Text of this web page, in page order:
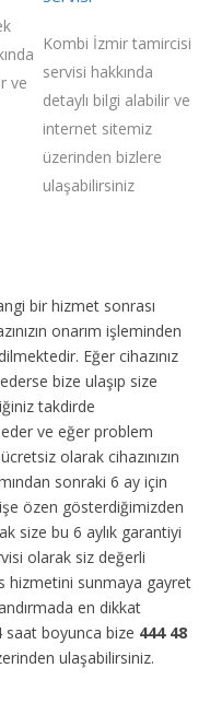
ve
Kombi İzmir tamircisi
servisi hakkında
detaylı bilgi alabilir ve
internet sitemiz
üzerinden bizlere
ulaşabilirsiniz
bir hizmet sonrası
onarım işleminden
Eğer cihazınız
bize ulaşıp size
takdirde
eder ve eğer problem
olarak cihazınızın
sonraki 6 ay için
özen gösterdiğimizden
size bu 6 aylık garantiyi
olarak siz değerli
hizmetini sunmaya gayret
en dikkat
boyunca bize 444 48
ulaşabilirsiniz.